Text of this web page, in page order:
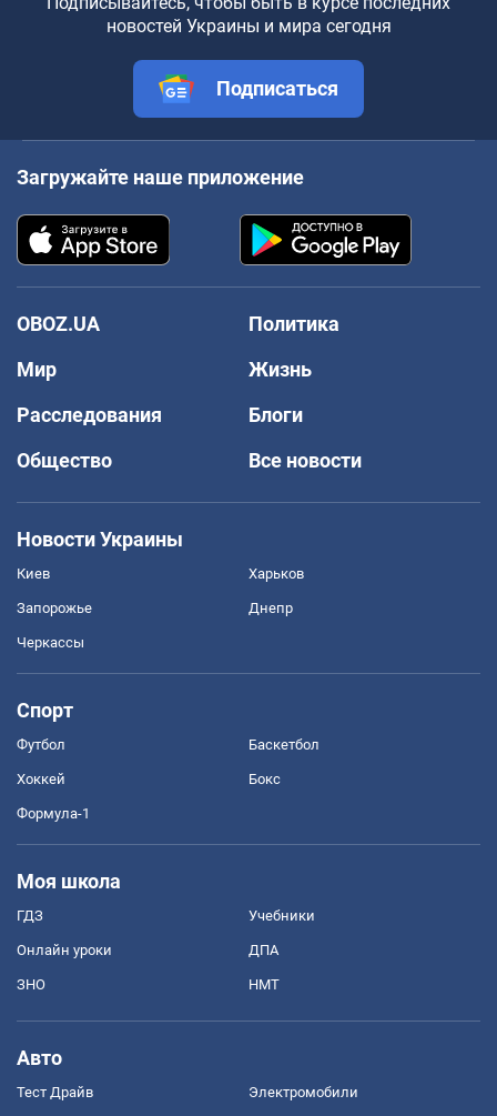
новостей Украины и мира сегодня
Подписаться
Загружайте наше приложение
OBOZ.UA
Политика
Мир
Жизнь
Расследования
Блоги
Общество
Все новости
Новости Украины
Киев Харьков
Запорожье Днепр
Черкассы
Спорт
Футбол Баскетбол
Хоккей Бокс
Формула-1
Моя школа
ГДЗ Учебники
Онлайн уроки ДПА
ЗНО НМТ
Авто
Тест Драйв Электромобили